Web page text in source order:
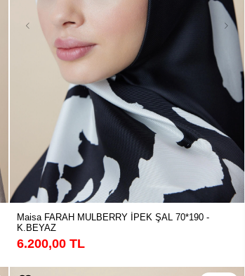
Maisa FARAH MULBERRY İPEK ŞAL 70*190 -
K.BEYAZ
6.200,00 TL